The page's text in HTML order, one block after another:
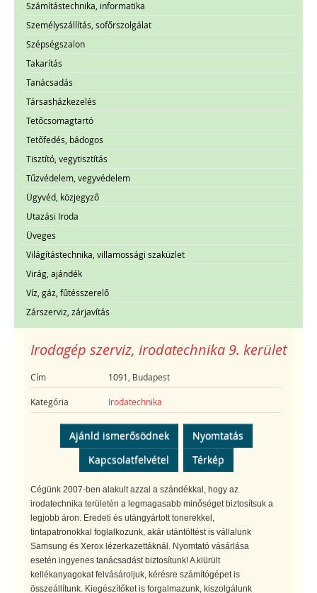
Számítástechnika, informatika
Személyszállítás, sofőrszolgálat
Szépségszalon
Takarítás
Tanácsadás
Társasházkezelés
Tetőcsomagtartó
Tetőfedés, bádogos
Tisztító, vegytisztítás
Tűzvédelem, vegyvédelem
Ügyvéd, közjegyző
Utazási Iroda
Üveges
Világítástechnika, villamossági szaküzlet
Virág, ajándék
Víz, gáz, fűtésszerelő
Zárszerviz, zárjavítás
Irodagép szerviz, irodatechnika 9. kerület
Cím 1091, Budapest
Kategória Irodatechnika
Ajánld ismerősödnek
Nyomtatás
Kapcsolatfelvétel
Térkép
Cégünk 2007-ben alakult azzal a szándékkal, hogy az
irodatechnika területén a legmagasabb minőséget biztosítsuk a
legjobb áron. Eredeti és utángyártott tonerekkel,
tintapatronokkal foglalkozunk, akár utántöltést is vállalunk
Samsung és Xerox lézerkazettáknál. Nyomtató vásárlása
esetén ingyenes tanácsadást biztosítunk! A kiürült
kellékanyagokat felvásároljuk, kérésre számítógépet is
összeállítunk. Kiegészítőket is forgalmazunk, kiszolgálunk